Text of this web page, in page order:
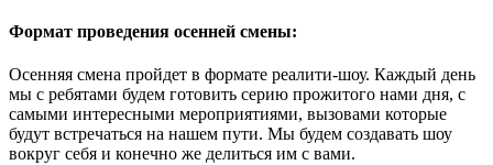
Формат проведения осенней смены:
Осенняя смена пройдет в формате реалити-шоу. Каждый день
мы с ребятами будем готовить серию прожитого нами дня, с
самыми интересными мероприятиями, вызовами которые
будут встречаться на нашем пути. Мы будем создавать шоу
вокруг себя и конечно же делиться им с вами.